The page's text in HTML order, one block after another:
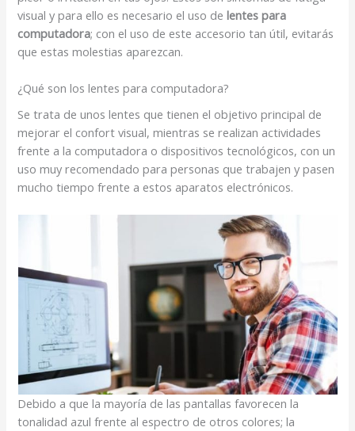
visual y para ello es necesario el uso delentes para
computadora; con el uso de este accesorio tan útil, evitarás
que estas molestias aparezcan.
¿Qué son los lentes para computadora?
Se trata de unos lentes que tienen el objetivo principal de
mejorar el confort visual, mientras se realizan actividades
frente a la computadora o dispositivos tecnológicos, con un
uso muy recomendado para personas que trabajen y pasen
mucho tiempo frente a estos aparatos electrónicos.
Debido a que la mayoría de las pantallas favorecen la
tonalidad azul frente al espectro de otros colores; la